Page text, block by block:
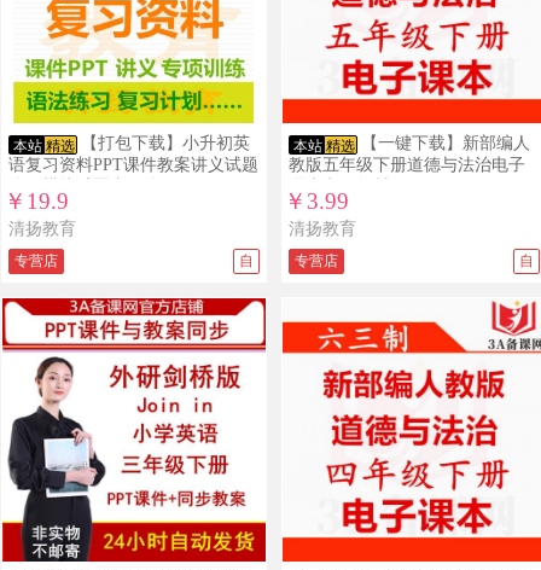
本站 精选
【打包下载】小升初英
语复习资料PPT课件教案讲义试题
￥19.9
清扬教育
专营店 自
本站 精选
【一键下载】新部编人
教版五年级下册道德与法治电子
￥3.99
清扬教育
专营店 自